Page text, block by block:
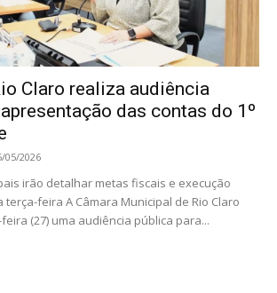
Claro realiza audiência
das contas do 1º
05/2026
irão detalhar metas fiscais e execução
feira A Câmara Municipal de Rio Claro
(27) uma audiência pública para...